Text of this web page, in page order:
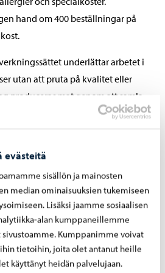
evästeitä
sisällön ja mainosten
median ominaisuuksien tukemiseen
Lisäksi jaamme sosiaalisen
alan kumppaneillemme
Kumppanimme voivat
tietoihin, joita olet antanut heille
käyttänyt heidän palvelujaan.
hand om 400 beställningar på
underlättar arbetet i
utan att pruta på kvalitet eller
produceras mat genom att samla
i en form och lägga till sås eller
maten i ett kylrum för att vänta på
kokas och salladerna sätts
är ekologiskt sett
sättet att producera mat: i
ihop av kalla, rätt så
råvaror och skickas